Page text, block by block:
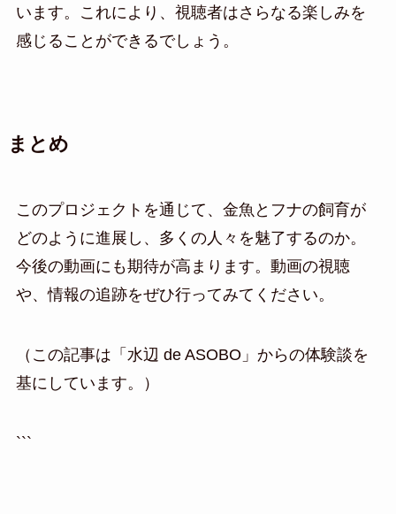
います。これにより、視聴者はさらなる楽しみを
感じることができるでしょう。
まとめ
このプロジェクトを通じて、金魚とフナの飼育が
どのように進展し、多くの人々を魅了するのか。
今後の動画にも期待が高まります。動画の視聴
や、情報の追跡をぜひ行ってみてください。
（この記事は「水辺 de ASOBO」からの体験談を
基にしています。）
```